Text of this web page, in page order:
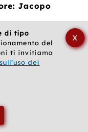
di tipo
del
ti invitiamo
dei
X
Jacopo
4000 volumi
7 preziosi
e 50
relativi alla
150
di classici
il